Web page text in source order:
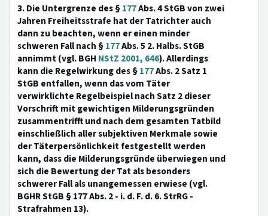
3. Die Untergrenze des §177Abs. 4 StGB von zwei
Jahren Freiheitsstrafe hat der Tatrichter auch
dann zu beachten, wenn er einen minder
schweren Fall nach §177Abs. 5 2. Halbs. StGB
annimmt (vgl. BGH NStZ 2001, 646). Allerdings
kann die Regelwirkung des §177Abs. 2 Satz 1
StGB entfallen, wenn das vom Täter
verwirklichte Regelbeispiel nach Satz 2 dieser
Vorschrift mit gewichtigen Milderungsgründen
zusammentrifft und nach dem gesamten Tatbild
einschließlich aller subjektiven Merkmale sowie
der Täterpersönlichkeit festgestellt werden
kann, dass die Milderungsgründe überwiegen und
sich die Bewertung der Tat als besonders
schwerer Fall als unangemessen erwiese (vgl.
BGHR StGB § 177 Abs. 2 - i. d. F. d. 6. StrRG -
Strafrahmen 13).